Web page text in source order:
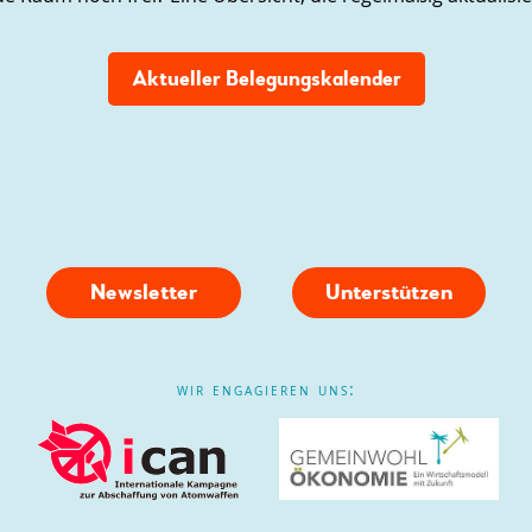
Aktueller Belegungskalender
Newsletter Unterstützen
wir engagieren uns: